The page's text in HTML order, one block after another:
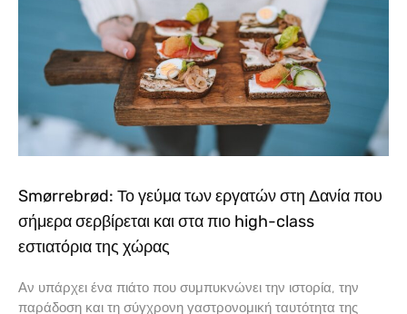
Smørrebrød: Το γεύμα των εργατών στη Δανία που
σήμερα σερβίρεται και στα πιο high-class
εστιατόρια της χώρας
Αν υπάρχει ένα πιάτο που συμπυκνώνει την ιστορία, την
παράδοση και τη σύγχρονη γαστρονομική ταυτότητα της